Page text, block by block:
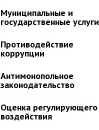
Муниципальные и
государственные услуги
Противодействие
коррупции
Антимонопольное
законодательство
Оценка регулирующего
воздействия